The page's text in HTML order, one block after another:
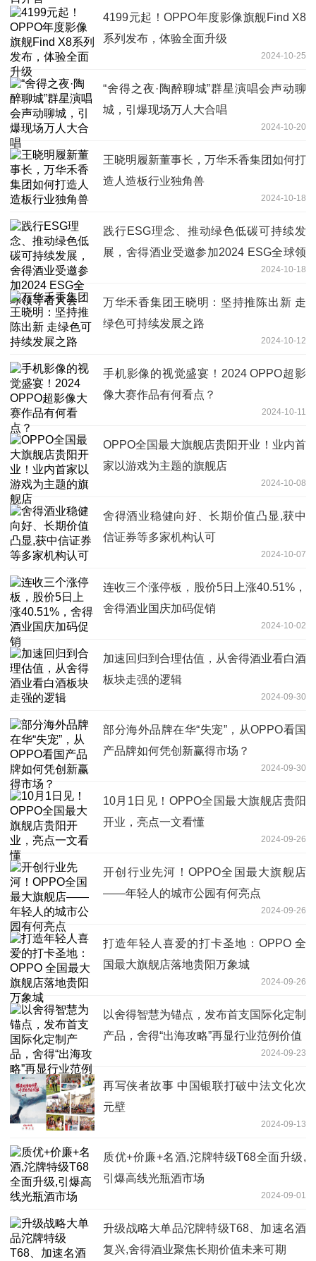
4199元起！OPPO年度影像旗舰Find X8
系列发布，体验全面升级
2024-10-25
“舍得之夜·陶醉聊城”群星演唱会声动聊
城，引爆现场万人大合唱
2024-10-20
王晓明履新董事长，万华禾香集团如何打
造人造板行业独角兽
2024-10-18
践行ESG理念、推动绿色低碳可持续发
展，舍得酒业受邀参加2024 ESG全球领
2024-10-18
万华禾香集团王晓明：坚持推陈出新 走
绿色可持续发展之路
2024-10-12
手机影像的视觉盛宴！2024 OPPO超影
像大赛作品有何看点？
2024-10-11
OPPO全国最大旗舰店贵阳开业！业内首
家以游戏为主题的旗舰店
2024-10-08
舍得酒业稳健向好、长期价值凸显,获中
信证券等多家机构认可
2024-10-07
连收三个涨停板，股价5日上涨40.51%，
舍得酒业国庆加码促销
2024-10-02
加速回归到合理估值，从舍得酒业看白酒
板块走强的逻辑
2024-09-30
部分海外品牌在华“失宠”，从OPPO看国
产品牌如何凭创新赢得市场？
2024-09-30
10月1日见！OPPO全国最大旗舰店贵阳
开业，亮点一文看懂
2024-09-26
开创行业先河！OPPO全国最大旗舰店
——年轻人的城市公园有何亮点
2024-09-26
打造年轻人喜爱的打卡圣地：OPPO 全
国最大旗舰店落地贵阳万象城
2024-09-26
以舍得智慧为锚点，发布首支国际化定制
产品，舍得“出海攻略”再显行业范例价值
2024-09-23
再写侠者故事 中国银联打破中法文化次
元壁
2024-09-13
质优+价廉+名酒,沱牌特级T68全面升级,
引爆高线光瓶酒市场
2024-09-01
升级战略大单品沱牌特级T68、加速名酒
复兴,舍得酒业聚焦长期价值未来可期